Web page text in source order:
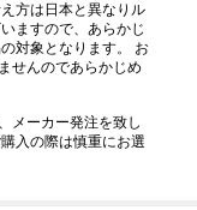
方は日本と異なりル
ますので、あらかじ
対象となります。 お
せんのであらかじめ
メーカー発注を致し
入の際は慎重にお選